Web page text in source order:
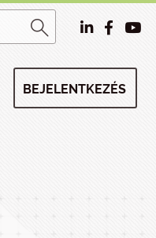
BEJELENTKEZÉS